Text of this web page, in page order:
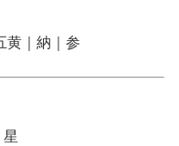
黄｜納｜参
星